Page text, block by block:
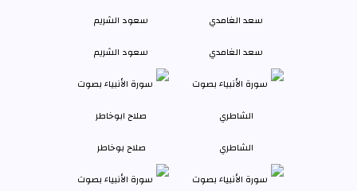
سعد الغامدي سعود الشريم
الشاطري صلاح بوخاطر